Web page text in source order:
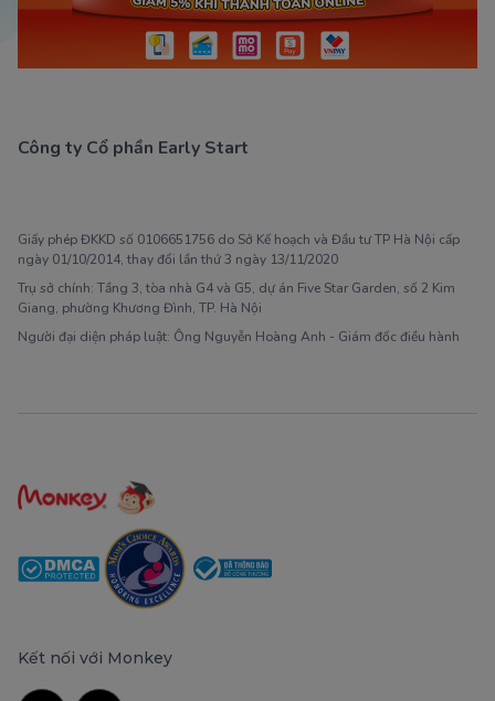
Công ty Cổ phần Early Start
Giấy phép ĐKKD số 0106651756 do Sở Kế hoạch và Đầu tư TP Hà Nội cấp
ngày 01/10/2014, thay đổi lần thứ 3 ngày 13/11/2020
Trụ sở chính: Tầng 3, tòa nhà G4 và G5, dự án Five Star Garden, số 2 Kim
Giang, phường Khương Đình, TP. Hà Nội
Người đại diện pháp luật: Ông Nguyễn Hoàng Anh - Giám đốc điều hành
Kết nối với Monkey